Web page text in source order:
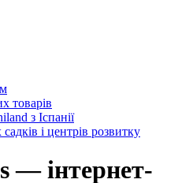
товарів
з Іспанії
і центрів розвитку
— інтернет-